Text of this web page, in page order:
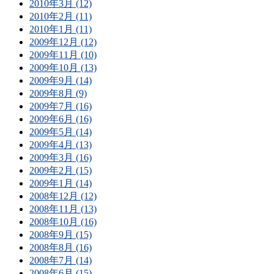
2010年3月 (12)
2010年2月 (11)
2010年1月 (11)
2009年12月 (12)
2009年11月 (10)
2009年10月 (13)
2009年9月 (14)
2009年8月 (9)
2009年7月 (16)
2009年6月 (16)
2009年5月 (14)
2009年4月 (13)
2009年3月 (16)
2009年2月 (15)
2009年1月 (14)
2008年12月 (12)
2008年11月 (13)
2008年10月 (16)
2008年9月 (15)
2008年8月 (16)
2008年7月 (14)